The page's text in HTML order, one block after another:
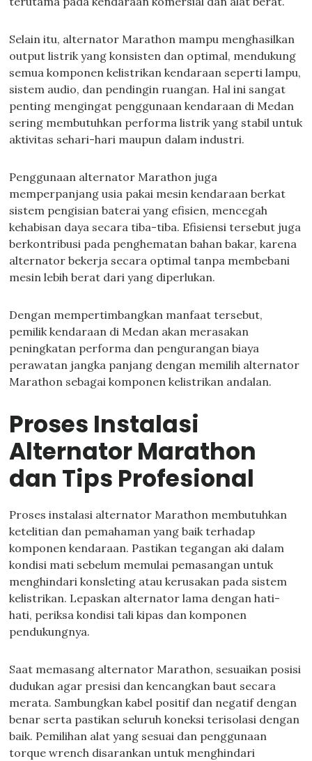
Selain itu, alternator Marathon mampu menghasilkan
output listrik yang konsisten dan optimal, mendukung
semua komponen kelistrikan kendaraan seperti lampu,
sistem audio, dan pendingin ruangan. Hal ini sangat
penting mengingat penggunaan kendaraan di Medan
sering membutuhkan performa listrik yang stabil untuk
aktivitas sehari-hari maupun dalam industri.
Penggunaan alternator Marathon juga
memperpanjang usia pakai mesin kendaraan berkat
sistem pengisian baterai yang efisien, mencegah
kehabisan daya secara tiba-tiba. Efisiensi tersebut juga
berkontribusi pada penghematan bahan bakar, karena
alternator bekerja secara optimal tanpa membebani
mesin lebih berat dari yang diperlukan.
Dengan mempertimbangkan manfaat tersebut,
pemilik kendaraan di Medan akan merasakan
peningkatan performa dan pengurangan biaya
perawatan jangka panjang dengan memilih alternator
Marathon sebagai komponen kelistrikan andalan.
Proses Instalasi
Alternator Marathon
dan Tips Profesional
Proses instalasi alternator Marathon membutuhkan
ketelitian dan pemahaman yang baik terhadap
komponen kendaraan. Pastikan tegangan aki dalam
kondisi mati sebelum memulai pemasangan untuk
menghindari konsleting atau kerusakan pada sistem
kelistrikan. Lepaskan alternator lama dengan hati-
hati, periksa kondisi tali kipas dan komponen
pendukungnya.
Saat memasang alternator Marathon, sesuaikan posisi
dudukan agar presisi dan kencangkan baut secara
merata. Sambungkan kabel positif dan negatif dengan
benar serta pastikan seluruh koneksi terisolasi dengan
baik. Pemilihan alat yang sesuai dan penggunaan
torque wrench disarankan untuk menghindari